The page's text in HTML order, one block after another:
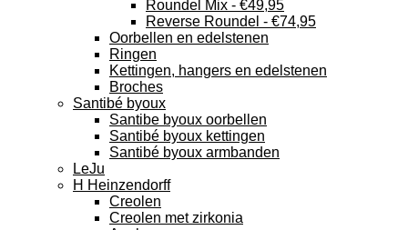
Roundel Mix - €49,95
Reverse Roundel - €74,95
Oorbellen en edelstenen
Ringen
Kettingen, hangers en edelstenen
Broches
Santibé byoux
Santibe byoux oorbellen
Santibé byoux kettingen
Santibé byoux armbanden
LeJu
H Heinzendorff
Creolen
Creolen met zirkonia